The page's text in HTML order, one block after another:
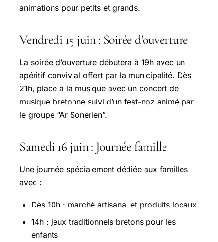
animations pour petits et grands.
Vendredi 15 juin : Soirée d’ouverture
La soirée d’ouverture débutera à 19h avec un
apéritif convivial offert par la municipalité. Dès
21h, place à la musique avec un concert de
musique bretonne suivi d’un fest-noz animé par
le groupe “Ar Sonerien”.
Samedi 16 juin : Journée famille
Une journée spécialement dédiée aux familles
avec :
Dès 10h : marché artisanal et produits locaux
14h : jeux traditionnels bretons pour les
enfants